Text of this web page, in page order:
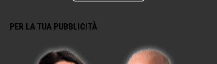
PER LA TUA PUBBLICITÀ